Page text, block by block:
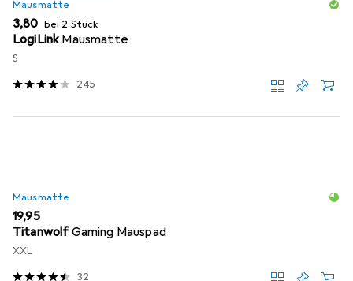
Mausmatte
EUR
3,80 bei 2 Stück
LogiLinkMausmatte
S
245
Mausmatte
EUR
19,95
TitanwolfGaming Mauspad
XXL
32